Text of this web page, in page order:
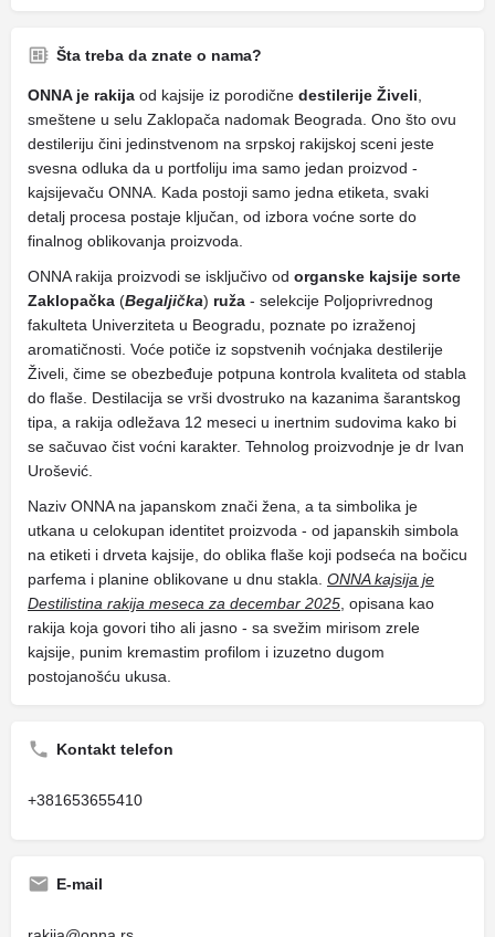
Šta treba da znate o nama?
ONNA je rakija od kajsije iz porodične destilerije Živeli
smeštene u selu Zaklopača nadomak Beograda. Ono što ovu
destileriju čini jedinstvenom na srpskoj rakijskoj sceni jeste
svesna odluka da u portfoliju ima samo jedan proizvod -
kajsijevaču ONNA. Kada postoji samo jedna etiketa, svaki
detalj procesa postaje ključan, od izbora voćne sorte do
finalnog oblikovanja proizvoda.
ONNA rakija proizvodi se isključivo od organske kajsije sorte
Zaklopačka (Begaljička) ruža - selekcije Poljoprivrednog
fakulteta Univerziteta u Beogradu, poznate po izraženoj
aromatičnosti. Voće potiče iz sopstvenih voćnjaka destilerije
Živeli, čime se obezbeđuje potpuna kontrola kvaliteta od stabla
do flaše. Destilacija se vrši dvostruko na kazanima šarantskog
tipa, a rakija odležava 12 meseci u inertnim sudovima kako bi
se sačuvao čist voćni karakter. Tehnolog proizvodnje je dr Ivan
Urošević.
Naziv ONNA na japanskom znači žena, a ta simbolika je
utkana u celokupan identitet proizvoda - od japanskih simbola
na etiketi i drveta kajsije, do oblika flaše koji podseća na bočicu
parfema i planine oblikovane u dnu stakla. ONNA kajsija je
Destilistina rakija meseca za decembar 2025 , opisana kao
rakija koja govori tiho ali jasno - sa svežim mirisom zrele
kajsije, punim kremastim profilom i izuzetno dugom
postojanošću ukusa.
Kontakt telefon
+381653655410
E-mail